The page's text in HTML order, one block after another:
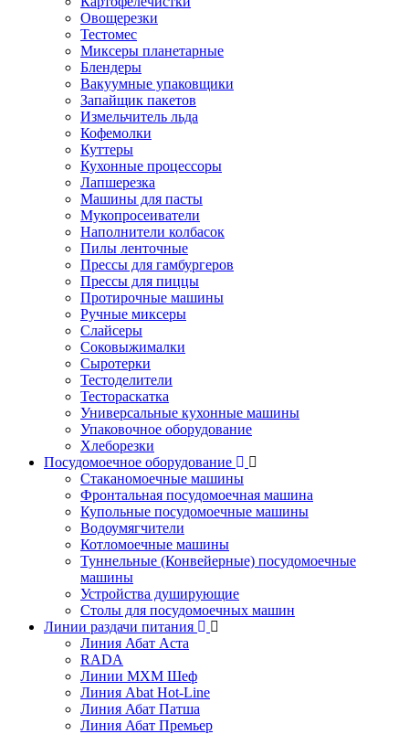
Овощерезки
Тестомес
Миксеры планетарные
Блендеры
Вакуумные упаковщики
Запайщик пакетов
Измельчитель льда
Кофемолки
Куттеры
Кухонные процессоры
Лапшерезка
Машины для пасты
Мукопросеиватели
Наполнители колбасок
Пилы ленточные
Прессы для гамбургеров
Прессы для пиццы
Протирочные машины
Ручные миксеры
Слайсеры
Соковыжималки
Сыротерки
Тестоделители
Тестораскатка
Универсальные кухонные машины
Упаковочное оборудование
Хлеборезки
Посудомоечное оборудование
Стаканомоечные машины
Фронтальная посудомоечная машина
Купольные посудомоечные машины
Водоумягчители
Котломоечные машины
Туннельные (Конвейерные) посудомоечные
машины
Устройства душирующие
Столы для посудомоечных машин
Линии раздачи питания
Линия Абат Аста
RADA
Линии МХМ Шеф
Линия Abat Hot-Line
Линия Абат Патша
Линия Абат Премьер